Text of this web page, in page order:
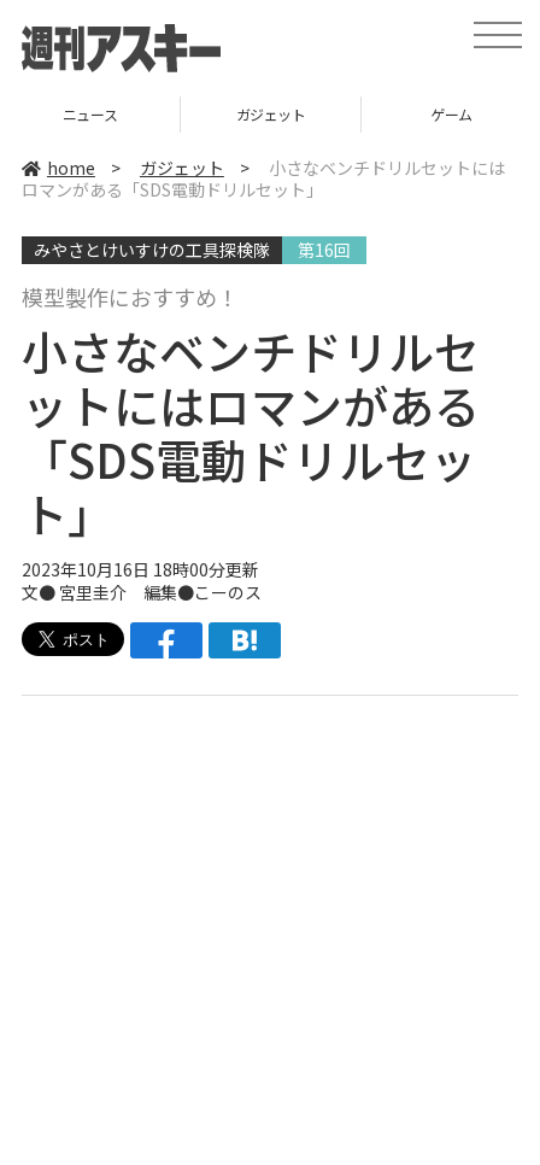
t
o
v
ニュース ガジェット ゲーム
home > ガジェット >
小さなベンチドリルセットには
ロマンがある「SDS電動ドリルセット」
みやさとけいすけの工具探検隊 第16回
模型製作におすすめ！
小さなベンチドリルセ
ットにはロマンがある
「SDS電動ドリルセッ
ト」
2023年10月16日 18時00分更新
文● 宮里圭介 編集●こーのス